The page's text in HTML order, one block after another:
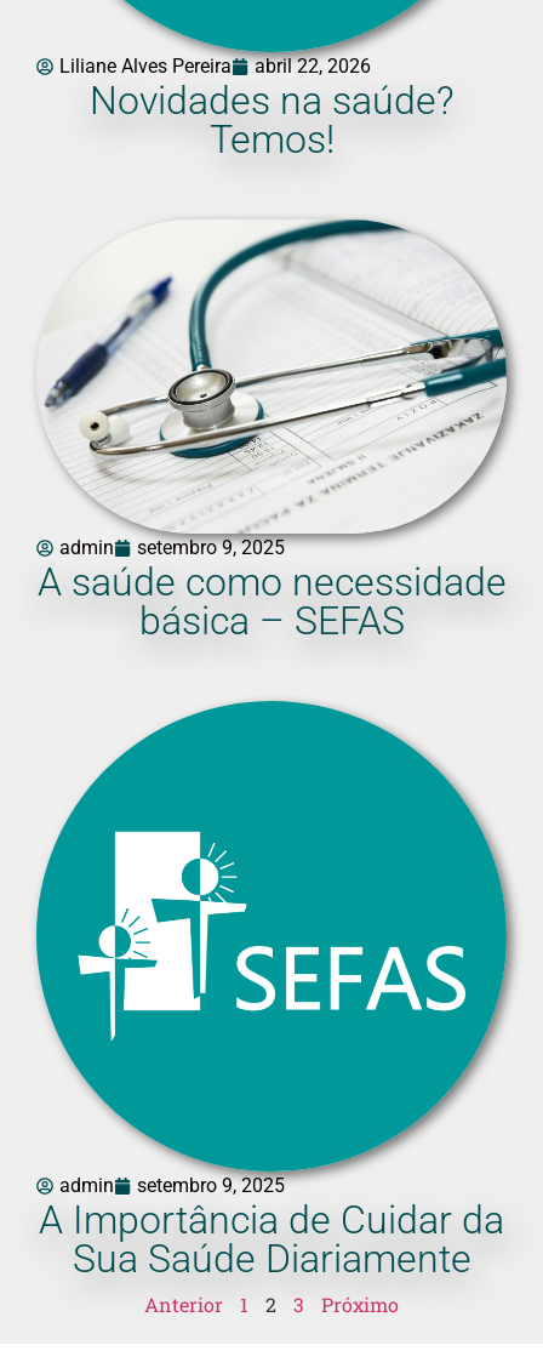
Liliane Alves Pereira abril 22, 2026
Novidades na saúde?
Temos!
admin setembro 9, 2025
A saúde como necessidade
básica – SEFAS
admin setembro 9, 2025
A Importância de Cuidar da
Sua Saúde Diariamente
Anterior 1 2 3 Próximo